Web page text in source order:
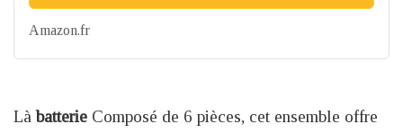
Amazon.fr
Làbatterie Composé de 6 pièces, cet ensemble offre